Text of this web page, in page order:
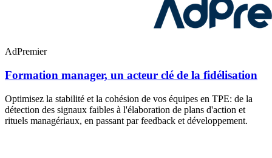
AdPremier
Formation manager, un acteur clé de la fidélisation
Optimisez la stabilité et la cohésion de vos équipes en TPE: de la
détection des signaux faibles à l'élaboration de plans d'action et
rituels managériaux, en passant par feedback et développement.